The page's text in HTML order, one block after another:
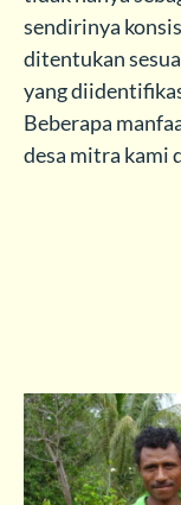
sendirinya
ditentukan
yang
Beberapa
desa mitra kami